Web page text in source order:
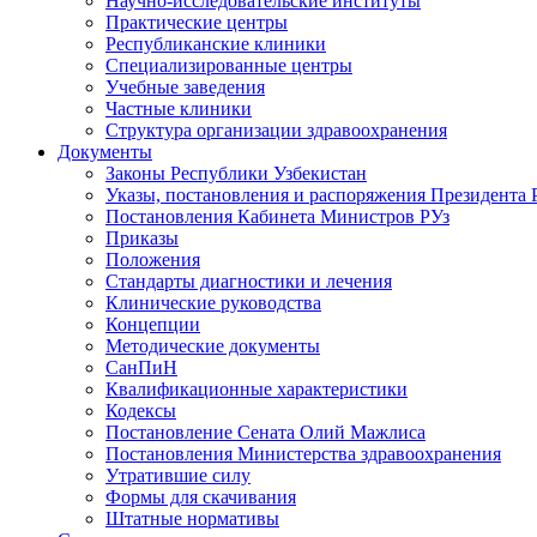
Практические центры
Республиканские клиники
Специализированные центры
Учебные заведения
Частные клиники
Структура организации здравоохранения
Документы
Законы Республики Узбекистан
Указы, постановления и распоряжения Президента
Постановления Кабинета Министров РУз
Приказы
Положения
Стандарты диагностики и лечения
Клинические руководства
Концепции
Методические документы
СанПиН
Квалификационные характеристики
Кодексы
Постановление Сената Олий Мажлиса
Постановления Министерства здравоохранения
Утратившие силу
Формы для скачивания
Штатные нормативы